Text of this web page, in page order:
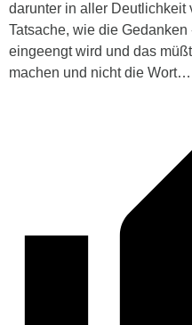
darunter in aller Deutlichkeit
Tatsache, wie die
eingeengt wird und das
machen und nicht die Wort…